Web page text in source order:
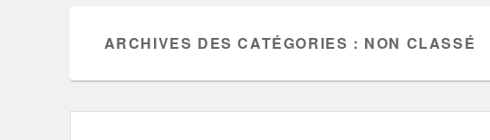
ARCHIVES DES CATÉGORIES : NON CLASSÉ